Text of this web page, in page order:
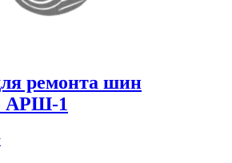
ремонта шин
АРШ-1